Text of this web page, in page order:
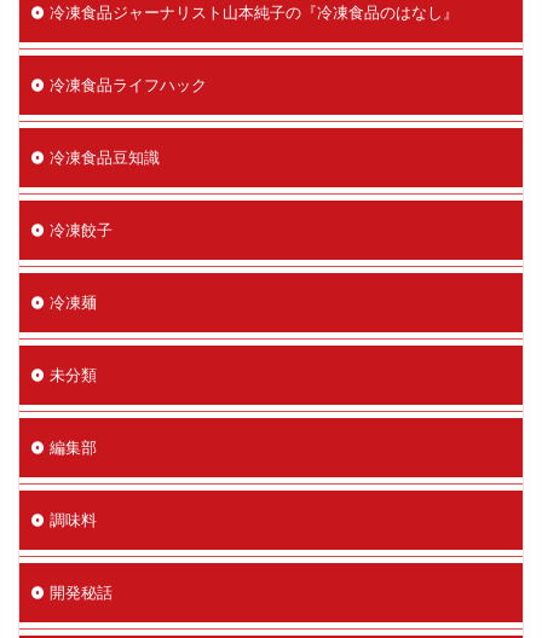
冷凍食品ジャーナリスト山本純子の『冷凍食品のはなし』
冷凍食品ライフハック
冷凍食品豆知識
冷凍餃子
冷凍麺
未分類
編集部
調味料
開発秘話